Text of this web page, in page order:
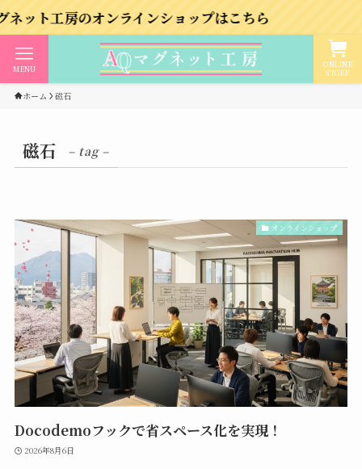
のオンラインショップはこちら
ONLINE
STORE
MENU
ホーム 磁石
磁石 – tag –
オンラインショップ
Docodemoフックで省スペース化を実現！
2026年8月6日